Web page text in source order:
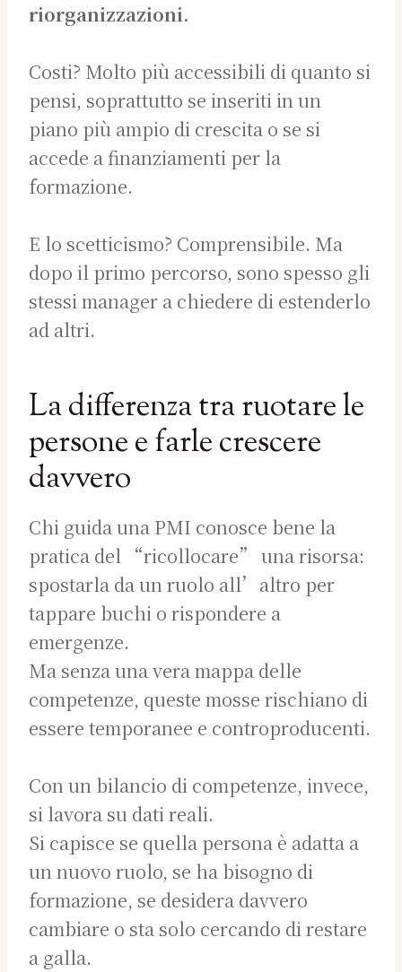
riorganizzazioni.
Costi? Molto più accessibili di quanto si
pensi, soprattutto se inseriti in un
piano più ampio di crescita o se si
accede a finanziamenti per la
formazione.
E lo scetticismo? Comprensibile. Ma
dopo il primo percorso, sono spesso gli
stessi manager a chiedere di estenderlo
ad altri.
La differenza tra ruotare le
persone e farle crescere
davvero
Chi guida una PMI conosce bene la
pratica del “ricollocare” una risorsa:
spostarla da un ruolo all’altro per
tappare buchi o rispondere a
emergenze.
Ma senza una vera mappa delle
competenze, queste mosse rischiano di
essere temporanee e controproducenti.
Con un bilancio di competenze, invece,
si lavora su dati reali.
Si capisce se quella persona è adatta a
un nuovo ruolo, se ha bisogno di
formazione, se desidera davvero
cambiare o sta solo cercando di restare
a galla.